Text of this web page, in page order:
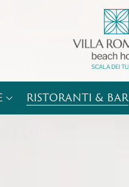
RISTORANTI & BAR